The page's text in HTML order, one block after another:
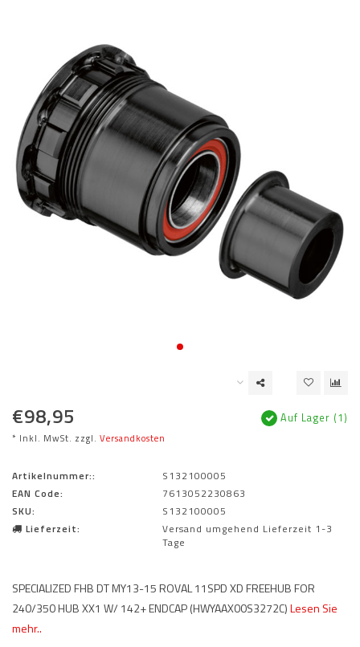
€98,95
* Inkl. MwSt. zzgl. Versandkosten
Auf Lager (1)
Artikelnummer::
S132100005
EAN Code:
7613052230863
SKU:
S132100005
Lieferzeit:
Versand umgehend Lieferzeit 1-3
Tage
SPECIALIZED FHB DT MY13-15 ROVAL 11SPD XD FREEHUB FOR
240/350 HUB XX1 W/ 142+ ENDCAP (HWYAAX00S3272C)Lesen Sie
mehr..